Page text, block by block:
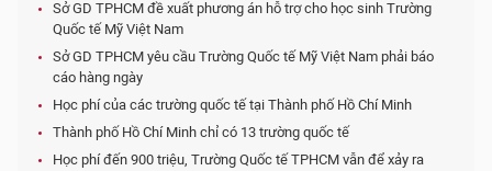
Sở GD TPHCM đề xuất phương án hỗ trợ cho học sinh Trường
Quốc tế Mỹ Việt Nam
Sở GD TPHCM yêu cầu Trường Quốc tế Mỹ Việt Nam phải báo
cáo hàng ngày
Học phí của các trường quốc tế tại Thành phố Hồ Chí Minh
Thành phố Hồ Chí Minh chỉ có 13 trường quốc tế
Học phí đến 900 triệu, Trường Quốc tế TPHCM vẫn để xảy ra